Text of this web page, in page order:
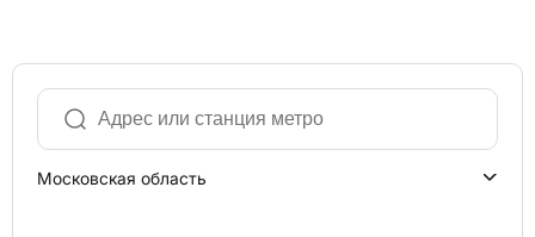
Московская область